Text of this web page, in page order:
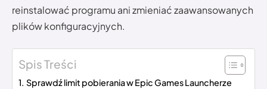
reinstalować programu ani zmieniać zaawansowanych
plików konfiguracyjnych.
Spis Treści
Sprawdź limit pobierania w Epic Games Launcherze